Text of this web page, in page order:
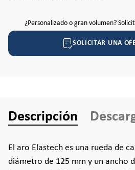
¿Personalizado o gran volumen?
SOLICITAR UNA
Descripción
El aro Elastech es una rueda de
diámetro de 125 mm y un ancho